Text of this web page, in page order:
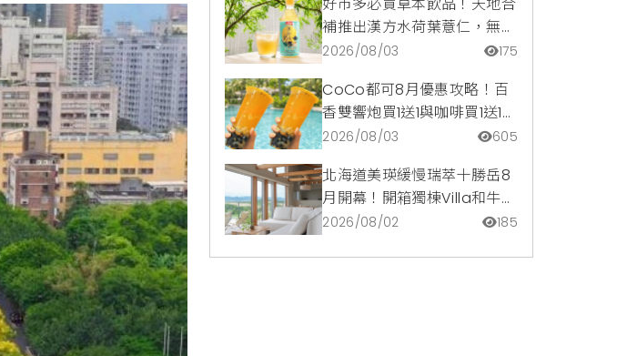
補推出漢方水荷葉薏仁，無咖
啡因低卡路里輕鬆喝無負擔
2026/08/03 175
CoCo都可8月優惠攻略！百
香雙響炮買1送1與咖啡買1送1熱
銷登場，都可訂2杯85元起
2026/08/03 605
北海道美瑛緩慢瑞萃十勝岳8
月開幕！開箱獨棟Villa和牛火
鍋、熄燈觀星與台日職人體驗
2026/08/02 185